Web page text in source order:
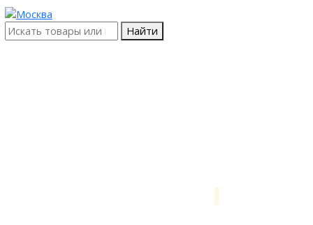
Найти